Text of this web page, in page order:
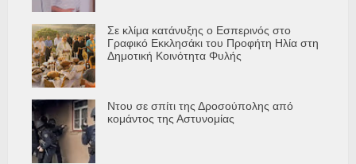
Σε κλίμα κατάνυξης ο Εσπερινός στο
Γραφικό Εκκλησάκι του Προφήτη Ηλία στη
Δημοτική Κοινότητα Φυλής
Ντου σε σπίτι της Δροσούπολης από
κομάντος της Αστυνομίας